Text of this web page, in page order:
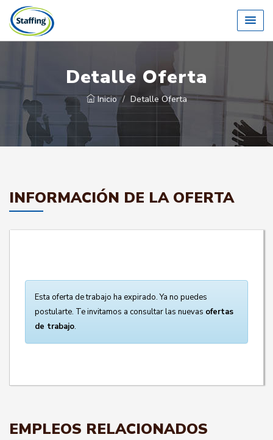
Detalle Oferta
Inicio Detalle Oferta
INFORMACIÓN DE LA OFERTA
Esta oferta de trabajo ha expirado. Ya no puedes
postularte. Te invitamos a consultar las nuevas ofertas
de trabajo.
EMPLEOS RELACIONADOS